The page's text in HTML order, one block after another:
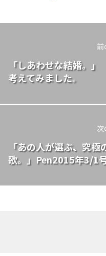
前
「しあわせな結婚。
考えてみました。
次
「あの人が選ぶ、究
歌。」Pen2015年3/1